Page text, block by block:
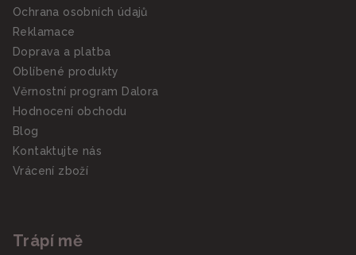
Ochrana osobních údajů
Reklamace
Doprava a platba
Oblíbené produkty
Věrnostní program Dalora
Hodnocení obchodu
Blog
Kontaktujte nás
Vrácení zboží
Trápí mě